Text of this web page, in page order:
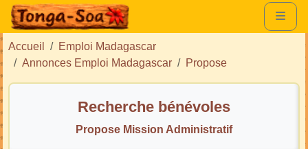
Accueil
Emploi Madagascar
Annonces Emploi Madagascar
Propose
Recherche bénévoles
Propose Mission Administratif